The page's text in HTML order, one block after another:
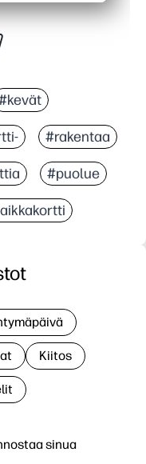
#rakentaa
#puolue
sinua
Kiitos